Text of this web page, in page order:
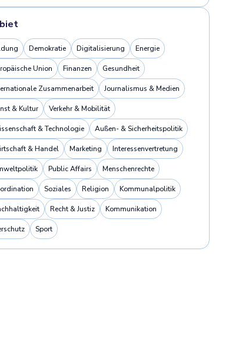
Demokratie Digitalisierung Energie
Union Finanzen Gesundheit
Zusammenarbeit Journalismus & Medien
& Kultur Verkehr & Mobilität
& Technologie Außen- & Sicherheitspolitik
& Handel Marketing Interessenvertretung
Public Affairs Menschenrechte
Soziales Religion Kommunalpolitik
Recht & Justiz Kommunikation
Sport